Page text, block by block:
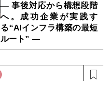
― 事後対応から構想段階
へ。成功企業が実践す
る“AIインフラ構築の最短
ルート” ―